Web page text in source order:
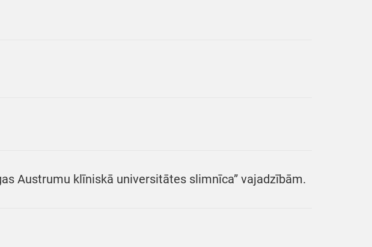
Austrumu klīniskā universitātes slimnīca” vajadzībām.